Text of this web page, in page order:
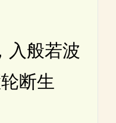
般若波
断生